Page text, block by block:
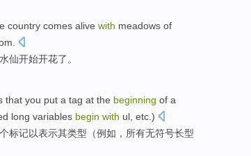
country comes alive with meadows of
水仙开始开花了 。
that you put a tag at the beginning of a
long variables begin with ul , etc.)
标记以表示其类型 （例如， 所有无符号长型